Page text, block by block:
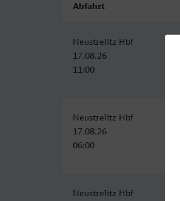
Abfahrt
Neustrelitz Hbf
17.08.26
11:00
Neustrelitz Hbf
17.08.26
06:00
Neustrelitz Hbf